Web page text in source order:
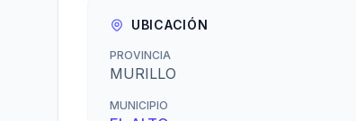
UBICACIÓN
PROVINCIA
MURILLO
MUNICIPIO